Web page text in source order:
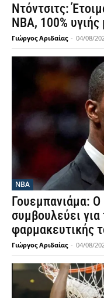
Ντόντσιτς:
ΝΒΑ, 100% υγιής
Γιώργος Αριδαίας - 04/08/
NBA
Γουεμπανιάμα:
συμβουλεύει
φαρμακευτικής
Γιώργος Αριδαίας - 04/08/